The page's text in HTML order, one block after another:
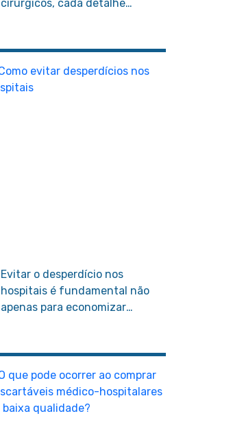
cirúrgicos, cada detalhe
Evitar o desperdício nos
hospitais é fundamental não
apenas para economizar
recebam o melhor
atendimento possível.